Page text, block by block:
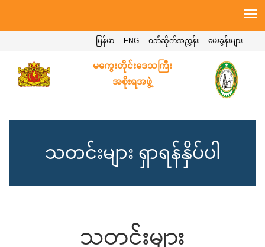
မေးခွန်းများ
ဝဘ်ဆိုက်အညွှန်း
ENG
မြန်မာ
မကွေးတိုင်းဒေသကြီး
အစိုးရအဖွဲ့
သတင်းများ ရှာရန်နှိပ်ပါ
သတင်းများ